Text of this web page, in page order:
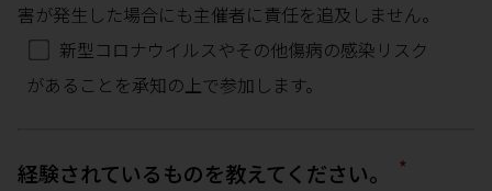
害が発生した場合にも主催者に責任を追及しません。
新型コロナウイルスやその他傷病の感染リスク
があることを承知の上で参加します。
経験されているものを教えてください。 *